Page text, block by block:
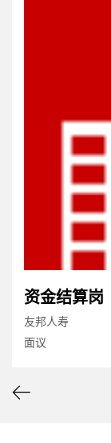
资金结算岗
友邦人寿
面议